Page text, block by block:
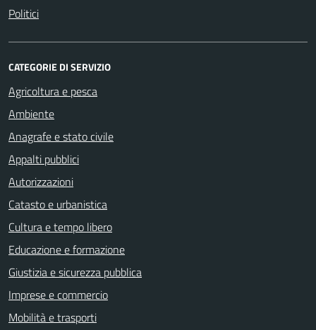
Politici
CATEGORIE DI SERVIZIO
Agricoltura e pesca
Ambiente
Anagrafe e stato civile
Appalti pubblici
Autorizzazioni
Catasto e urbanistica
Cultura e tempo libero
Educazione e formazione
Giustizia e sicurezza pubblica
Imprese e commercio
Mobilità e trasporti